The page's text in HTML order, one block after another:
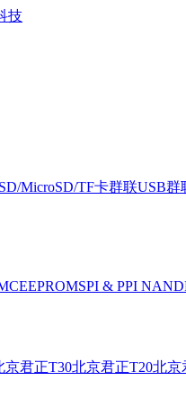
MicroSD/TF卡群联USB群
EEPROMSPI & PPI NAND
京君正T30北京君正T20北京